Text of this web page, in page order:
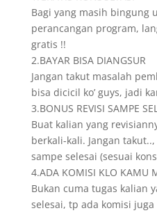
Bagi yang masih bingung
perancangan program,
gratis !!
2.BAYAR BISA DIANGSUR
Jangan takut masalah
bisa dicicil ko’ guys, jadi
3.BONUS REVISI SAMPE
Buat kalian yang
berkali-kali. Jangan
sampe selesai (sesuai
4.ADA KOMISI KLO KAMU
Bukan cuma tugas kalian
selesai, tp ada komisi